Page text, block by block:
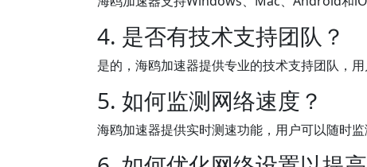
4. 是否有技术支持团队？
是的，海鸥加速器提供专业的技术支持团队，
5. 如何监测网络速度？
海鸥加速器提供实时测速功能，用户可以随时